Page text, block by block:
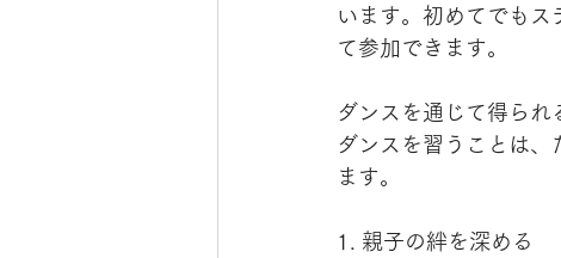
います。初めてでも
て参加できます。
ダンスを通じて得られ
ダンスを習うことは
ます。
1. 親子の絆を深める